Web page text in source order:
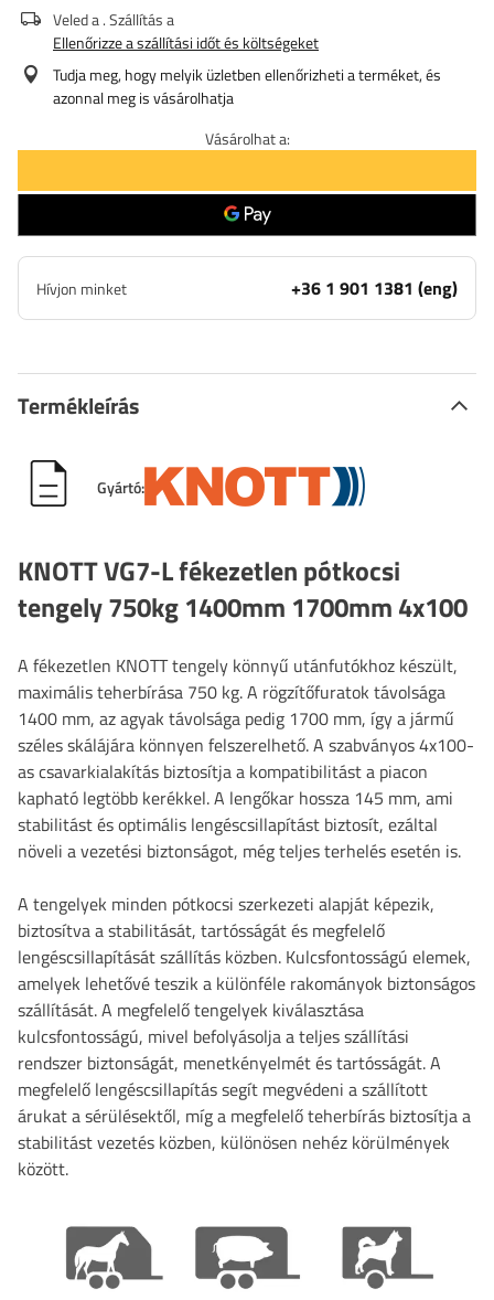
Veled a. Szállítás a
Ellenőrizze a szállítási időt és költségeket
Tudja meg, hogy melyik üzletben ellenőrizheti a terméket, és
azonnal meg is vásárolhatja
Vásárolhat a:
Hívjon minket +36 1 901 1381 (eng)
Termékleírás
Gyártó:
KNOTT VG7-L fékezetlen pótkocsi
tengely 750kg 1400mm 1700mm 4x100
A fékezetlen KNOTT tengely könnyű utánfutókhoz készült,
maximális teherbírása 750 kg. A rögzítőfuratok távolsága
1400 mm, az agyak távolsága pedig 1700 mm, így a jármű
széles skálájára könnyen felszerelhető. A szabványos 4x100-
as csavarkialakítás biztosítja a kompatibilitást a piacon
kapható legtöbb kerékkel. A lengőkar hossza 145 mm, ami
stabilitást és optimális lengéscsillapítást biztosít, ezáltal
növeli a vezetési biztonságot, még teljes terhelés esetén is.
A tengelyek minden pótkocsi szerkezeti alapját képezik,
biztosítva a stabilitását, tartósságát és megfelelő
lengéscsillapítását szállítás közben. Kulcsfontosságú elemek,
amelyek lehetővé teszik a különféle rakományok biztonságos
szállítását. A megfelelő tengelyek kiválasztása
kulcsfontosságú, mivel befolyásolja a teljes szállítási
rendszer biztonságát, menetkényelmét és tartósságát. A
megfelelő lengéscsillapítás segít megvédeni a szállított
árukat a sérülésektől, míg a megfelelő teherbírás biztosítja a
stabilitást vezetés közben, különösen nehéz körülmények
között.